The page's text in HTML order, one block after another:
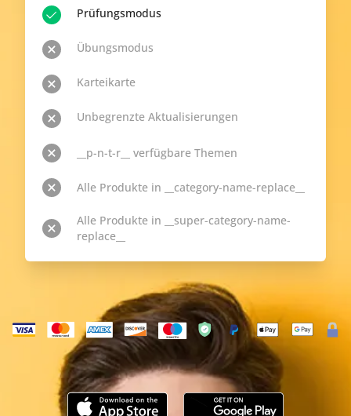
Prüfungsmodus
Übungsmodus
Karteikarte
Unbegrenzte Aktualisierungen
__p-n-t-r__ verfügbare Themen
Alle Produkte in __category-name-replace__
Alle Produkte in __super-category-name-
replace__